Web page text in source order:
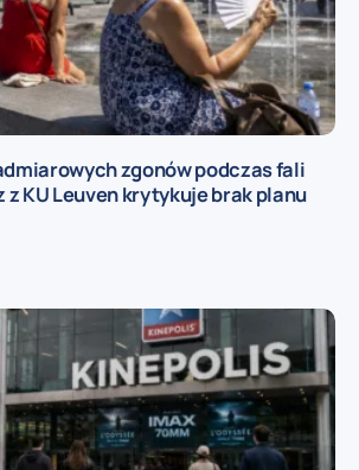
zgonów podczas fali
z KU Leuven krytykuje brak planu